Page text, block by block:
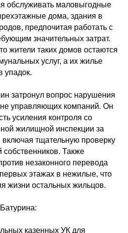
обслуживать маловыгодные
дома, здания в
предпочитая работать с
значительных затрат.
жители таких домов остаются
услуг, а их жилье
упадок.
затронул вопрос нарушения
управляющих компаний. Он
усиления контроля со
жилищной инспекции за
тщательную проверку
собственников. Также
незаконного перевода
этажах в нежилые, что
жизни остальных жильцов.
казенных УК для